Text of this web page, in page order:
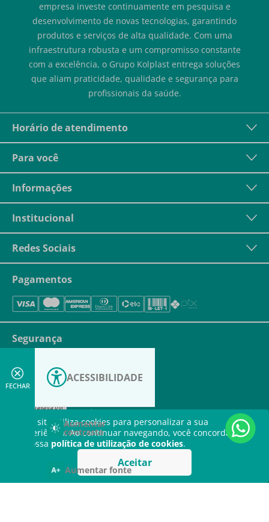
Este site utiliza cookies para personalizar a sua
experiência. Ao continuar navegando, você concorda com
a nossa política de utilização de cookies.
Aceitar
empresa investe continuamente em pesquisa e
desenvolvimento de novas tecnologias, garantindo
produtos e serviços de alta qualidade. Com uma
infraestrutura robusta e um compromisso constante
com a excelência, o Grupo Kolplast entrega soluções
que aliam praticidade, qualidade e segurança para
profissionais da saúde.
Horário de atendimento
Para você
Informações
Institucional
Redes Sociais
Pagamentos
Segurança
FECHAR
ACESSIBILIDADE
Aumentar
contraste
Aumentar fonte